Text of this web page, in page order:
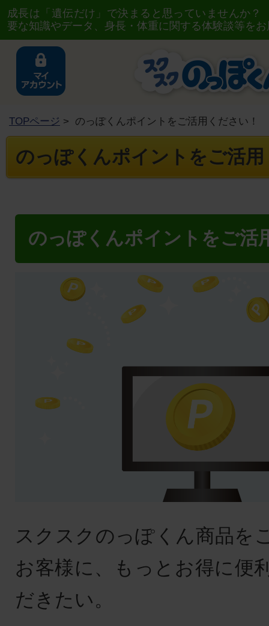
成長は「遺伝だけ」で決まると思っていませんか
要な知識やデータ、身長・体重に関する体験談等を
TOPページ > のっぽくんポイントをご活用ください！
のっぽくんポイントをご活
のっぽくんポイントをご活
スクスクのっぽくん商品を
お客様に、もっとお得に便
だきたい。